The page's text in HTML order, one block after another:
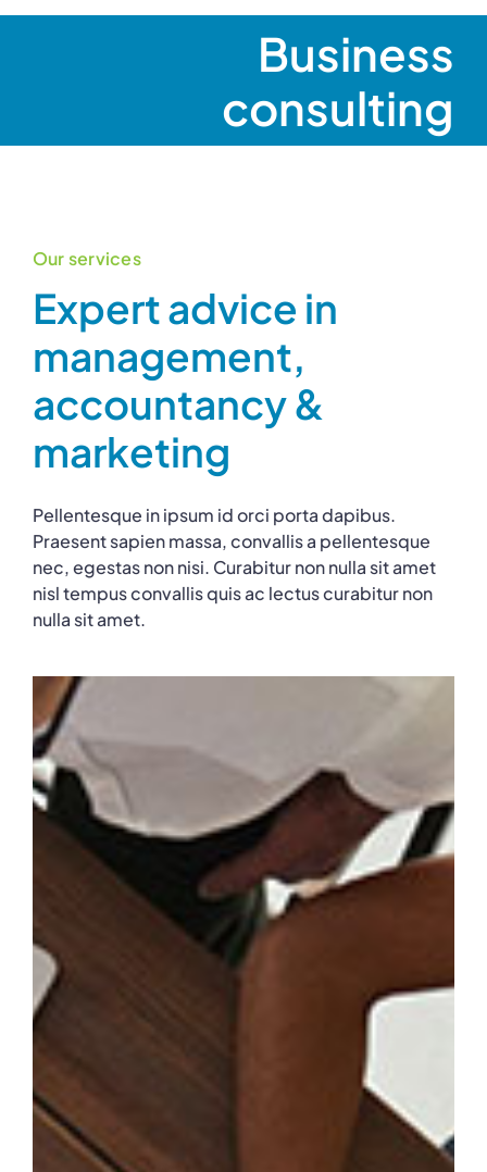
Business
consulting
Our services
Expert advice in
management,
accountancy &
marketing
Pellentesque in ipsum id orci porta dapibus.
Praesent sapien massa, convallis a pellentesque
nec, egestas non nisi. Curabitur non nulla sit amet
nisl tempus convallis quis ac lectus curabitur non
nulla sit amet.